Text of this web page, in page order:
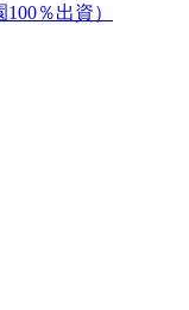
％出資）